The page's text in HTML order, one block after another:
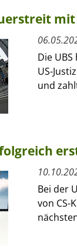
Die
US-
und
Bei der
von CS-